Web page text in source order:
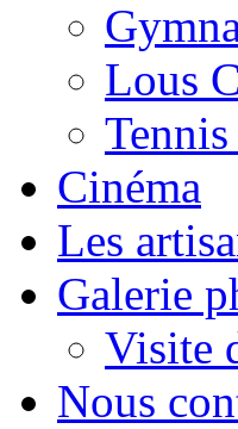
Lous
Cinéma
Les
Galerie
Visite
Nous